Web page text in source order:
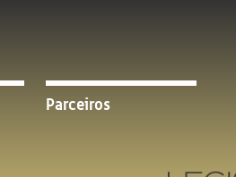
Parceiros